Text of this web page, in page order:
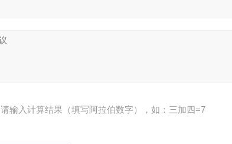
请输入计算结果（填写阿拉伯数字），如：三加四=7